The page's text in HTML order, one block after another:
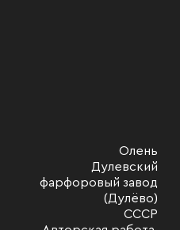
Олень
Дулевский
фарфоровый завод
(Дулёво)
СССР